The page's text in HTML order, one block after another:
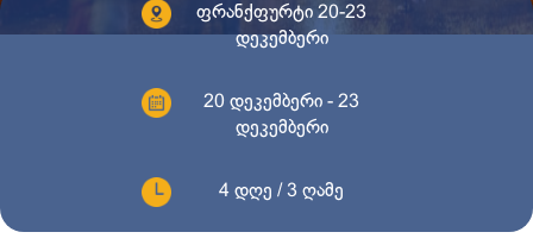
ფრანქფურტი 20-23
დეკემბერი
20 დეკემბერი - 23
დეკემბერი
4 დღე / 3 ღამე